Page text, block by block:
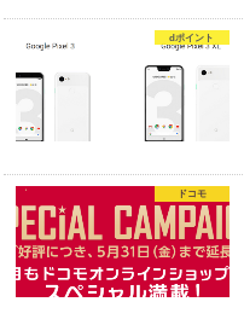
dポイント
ドコモ